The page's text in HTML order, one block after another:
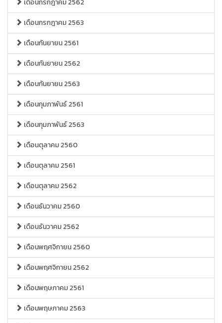
เดือนกรกฎาคม 2562
เดือนกรกฎาคม 2563
เดือนกันยายน 2561
เดือนกันยายน 2562
เดือนกันยายน 2563
เดือนกุมภาพันธ์ 2561
เดือนกุมภาพันธ์ 2563
เดือนตุลาคม 2560
เดือนตุลาคม 2561
เดือนตุลาคม 2562
เดือนธันวาคม 2560
เดือนธันวาคม 2562
เดือนพฤศจิกายน 2560
เดือนพฤศจิกายน 2562
เดือนพฤษภาคม 2561
เดือนพฤษภาคม 2563